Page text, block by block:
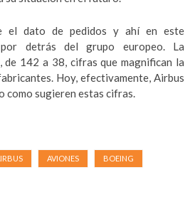
el dato de pedidos y ahí en este
detrás del grupo europeo. La
de 142 a 38, cifras que magnifican la
Hoy, efectivamente, Airbus
como sugieren estas cifras.
AVIONES BOEING